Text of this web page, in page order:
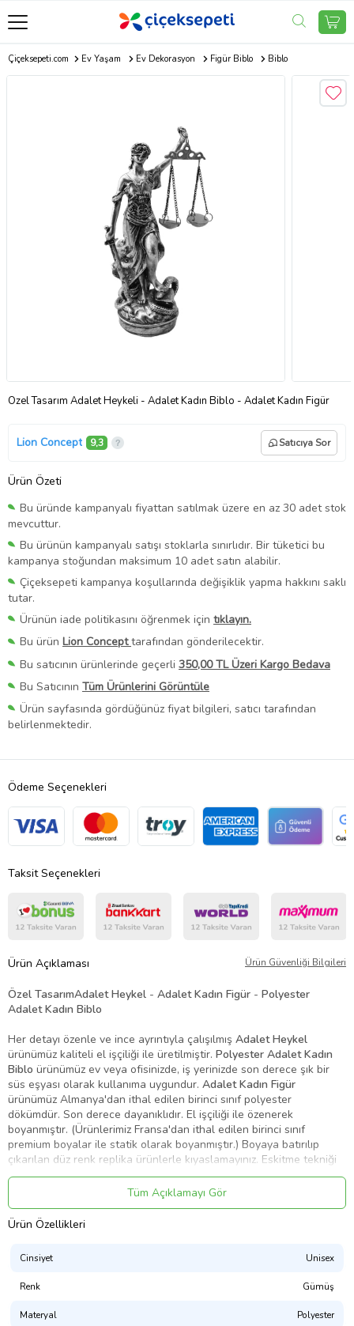
Çiçeksepeti.com Ev Yaşam Ev Dekorasyon Figür Biblo Biblo
Özel Tasarım Adalet Heykeli - Adalet Kadın Biblo - Adalet Kadın Figür
Lion Concept 9,3 Satıcıya Sor
Ürün Özeti
Bu üründe kampanyalı fiyattan satılmak üzere en az 30 adet stok
mevcuttur.
Bu ürünün kampanyalı satışı stoklarla sınırlıdır. Bir tüketici bu
kampanya stoğundan maksimum 10 adet satın alabilir.
Çiçeksepeti kampanya koşullarında değişiklik yapma hakkını saklı
tutar.
Ürünün iade politikasını öğrenmek için tıklayın.
Bu ürün Lion Concepttarafından gönderilecektir.
Bu satıcının ürünlerinde geçerli 350,00 TL Üzeri Kargo Bedava
Bu Satıcının Tüm Ürünlerini Görüntüle
Ürün sayfasında gördüğünüz fiyat bilgileri, satıcı tarafından
belirlenmektedir.
Ödeme Seçenekleri
Taksit Seçenekleri
Ürün Açıklaması Ürün Güvenliği Bilgileri
Özel TasarımAdalet Heykel - Adalet Kadın Figür - Polyester
Adalet Kadın Biblo
Her detayı özenle ve ince ayrıntıyla çalışılmış Adalet Heykel
ürünümüz kaliteli el işçiliği ile üretilmiştir. Polyester Adalet Kadın
Biblo ürünümüz ev veya ofisinizde, iş yerinizde son derece şık bir
süs eşyası olarak kullanıma uygundur. Adalet Kadın Figür
ürünümüz Almanya'dan ithal edilen birinci sınıf polyester
dökümdür. Son derece dayanıklıdır. El işçiliği ile özenerek
boyanmıştır. (Ürünlerimiz Fransa'dan ithal edilen birinci sınıf
premium boyalar ile statik olarak boyanmıştır.) Boyaya batırılıp
çıkarılan düz renk replika ürünlerle kıyaslamayınız. Eskitme tekniği
ile fırın boya olduğu için uzun ömürlüdür ve renginde solma,
dökülme ya da kararma olmaz. Sağlığa zararlı herhangi bir madde
içermemektedir. Son derece şık bir hediye tercihidir.
Ürün Kodu:kc3045687
Tüm Açıklamayı Gör
Ürün Özellikleri
Cinsiyet Unisex
Renk Gümüş
Materyal Polyester